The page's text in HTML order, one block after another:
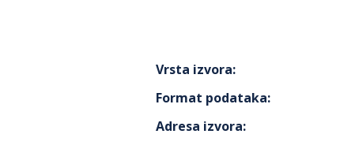
Vrsta izvora:
Format podataka:
Adresa izvora: